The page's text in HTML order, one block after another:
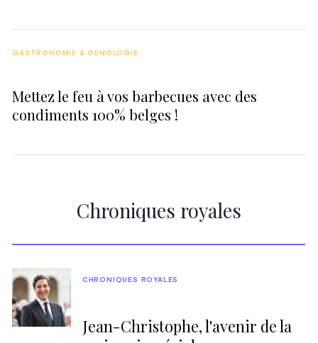
Mettez le feu à vos barbecues avec des
condiments 100% belges !
GASTRONOMIE & OENOLOGIE
Chroniques royales
Jean-Christophe, l'avenir de la
CHRONIQUES ROYALES